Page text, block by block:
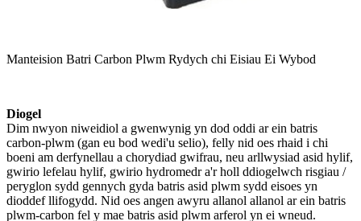
Manteision Batri Carbon Plwm Rydych chi Eisiau Ei Wybod
Diogel
Dim nwyon niweidiol a gwenwynig yn dod oddi ar ein batris
carbon-plwm (gan eu bod wedi'u selio), felly nid oes rhaid i chi
boeni am derfynellau a chorydiad gwifrau, neu arllwysiad asid hylif,
gwirio lefelau hylif, gwirio hydromedr a'r holl ddiogelwch risgiau /
peryglon sydd gennych gyda batris asid plwm sydd eisoes yn
dioddef llifogydd. Nid oes angen awyru allanol allanol ar ein batris
plwm-carbon fel y mae batris asid plwm arferol yn ei wneud.